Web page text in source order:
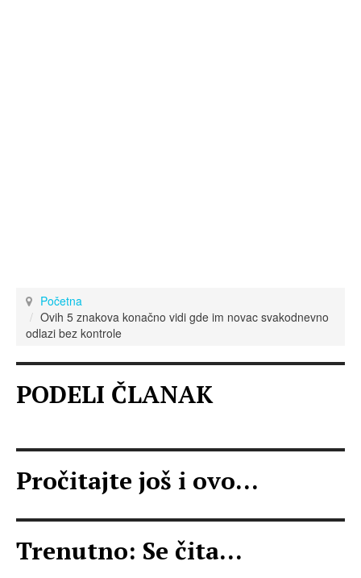
Početna
Ovih 5 znakova konačno vidi gde im novac svakodnevno
odlazi bez kontrole
PODELI ČLANAK
Pročitajte još i ovo...
Trenutno: Se čita...